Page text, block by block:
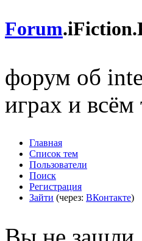
Forum.
форум об
играх и всём
Главная
Список тем
Пользователи
Поиск
Регистрация
Зайти (через: ВКонтакте)